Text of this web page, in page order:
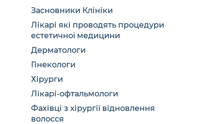
Засновники Клініки
Лікарі які проводять процедури
естетичної медицини
Дерматологи
Гінекологи
Хірурги
Лікарі-офтальмологи
Фахівці з хірургії відновлення
волосся